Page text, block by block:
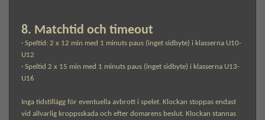
8. Matchtid och timeout
· Speltid: 2 x 12 min med 1 minuts paus (inget sidbyte) i klasserna U10-
U12
· Speltid 2 x 15 min med 1 minuts paus (inget sidbyte) i klasserna U13-
U16
Inga tidstillägg för eventuella avbrott i spelet. Klockan stoppas endast
vid allvarlig kroppsskada och efter domarens beslut. Klockan stannas